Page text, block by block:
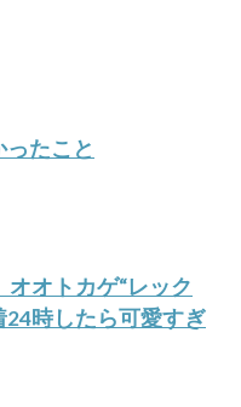
たこと
オオトカゲ“レック
24時したら可愛すぎ